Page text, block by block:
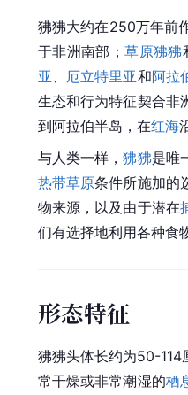
狒狒大约在250万年前
于非洲南部 ； 草原狒狒
亚
厄立特里亚和阿拉
生态和行为特征契合非
到阿拉伯半岛，在红海
与人类一样，狒狒是唯
热带草原条件所施加的
物来源，以及由于潜在
们有选择地利用各种食
形态特征
狒狒头体长约为50-
常干燥或非常潮湿的栖